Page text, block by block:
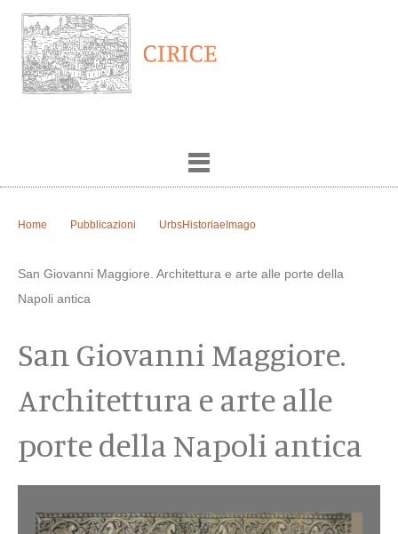
Home Pubblicazioni UrbsHistoriaeImago
San Giovanni Maggiore. Architettura e arte alle porte della
Napoli antica
San Giovanni Maggiore.
Architettura e arte alle
porte della Napoli antica